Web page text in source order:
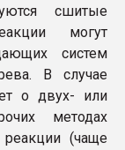
сшитые
могут
систем
В случае
о двух- или
методах
реакции (чаще